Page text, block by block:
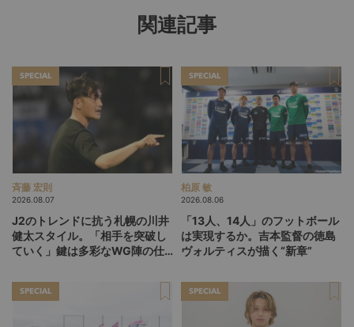
関連記事
SPECIAL
斉藤 宏則
2026.08.07
J2のトレンドに抗う札幌の川井
健太スタイル。「相手を突破し
ていく」鍵は多彩なWG陣の仕
SPECIAL
柏原 敏
2026.08.06
「13人、14人」のフットボール
は実現するか。吉本監督の徳島
ヴォルティスが描く“新章”
SPECIAL SPECIAL